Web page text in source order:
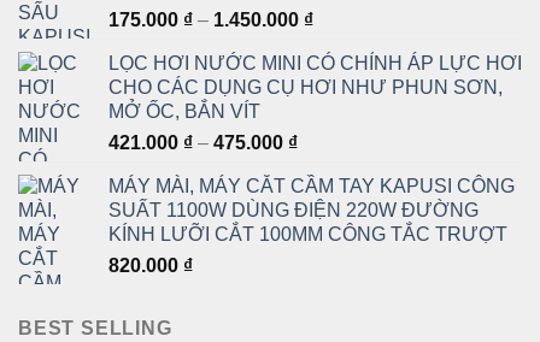
175.000 ₫ – 1.450.000 ₫Khoảng
từ
175.000 ₫
LỌC HƠI NƯỚC MINI CÓ CHỈNH ÁP LỰC HƠI
CHO CÁC DỤNG CỤ HƠI NHƯ PHUN SƠN,
MỞ ỐC, BẮN VÍT
421.000 ₫ – 475.000 ₫Khoảng
từ
421.000 ₫
đến
MÁY MÀI, MÁY CẮT CẦM TAY KAPUSI CÔNG
SUẤT 1100W DÙNG ĐIỆN 220W ĐƯỜNG
KÍNH LƯỠI CẮT 100MM CÔNG TẮC TRƯỢT
820.000 ₫
BEST SELLING